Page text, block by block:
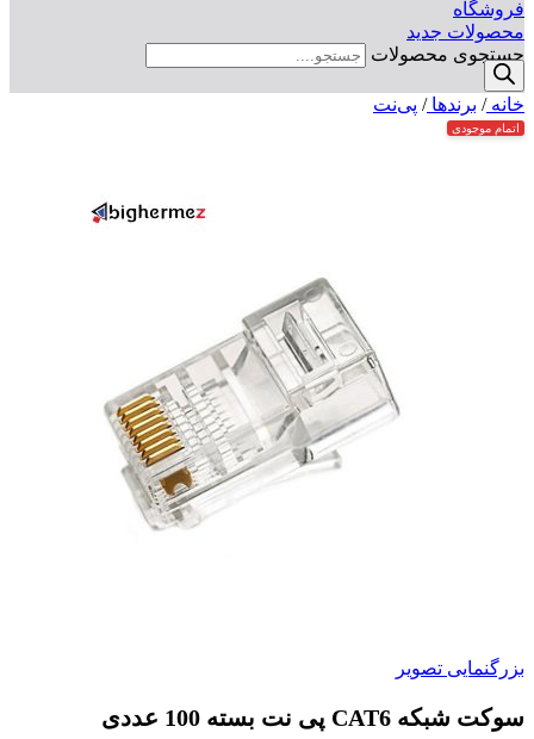
فروشگاه
محصولات جدید
جستجوی محصولات
خانه/ برندها/ پی‌نت
اتمام موجودی
بزرگنمایی تصویر
سوکت شبکه CAT6 پی نت بسته 100 عددی